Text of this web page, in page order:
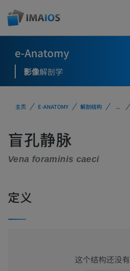
e-Anatomy
影像解剖学
主页 E-ANATOMY 解剖结构 ...
盲孔静脉
Vena foraminis caeci
定义
这个结构还没